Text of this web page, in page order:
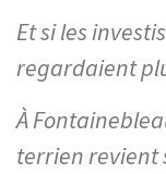
Et si les
regardaient
À
terrien revient